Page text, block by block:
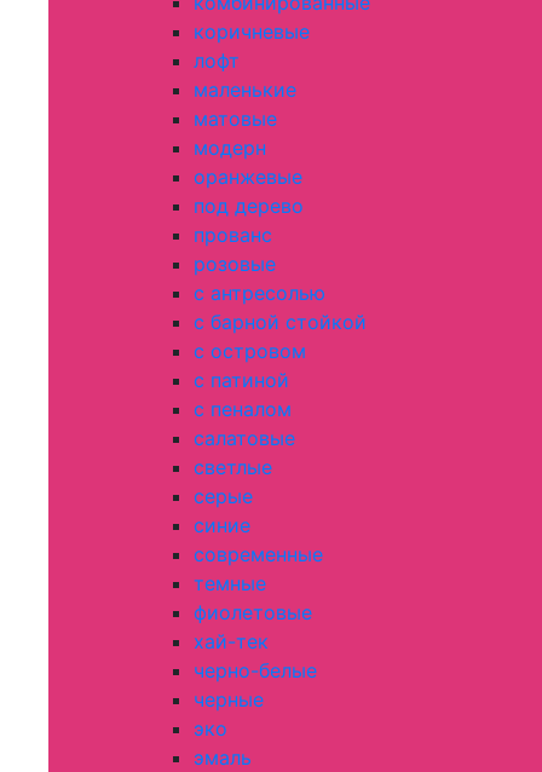
коричневые
лофт
маленькие
матовые
модерн
оранжевые
под дерево
прованс
розовые
с антресолью
с барной стойкой
с островом
с патиной
с пеналом
салатовые
светлые
серые
синие
современные
темные
фиолетовые
хай-тек
черно-белые
черные
эко
эмаль